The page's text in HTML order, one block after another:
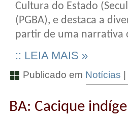
Cultura do Estado
(PGBA), e destaca a
partir de uma
:: LEIA MAIS »
Publicado em Notícias
BA: Cacique